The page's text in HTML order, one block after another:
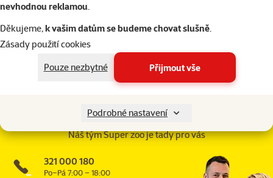
nevhodnou reklamou.
Děkujeme,k vašim datům se budeme chovat slušně.
Zásady použití cookies
Pouze nezbytné
Přijmout vše
Podrobné nastavení
Délka: 3,5 m.
Katalogové číslo187-RHC15E
Články a poradna
Potřebujete poradit?
Náš tým Super zoo je tady pro vás
321 000 180
Po–Pá 7:00 – 18:00